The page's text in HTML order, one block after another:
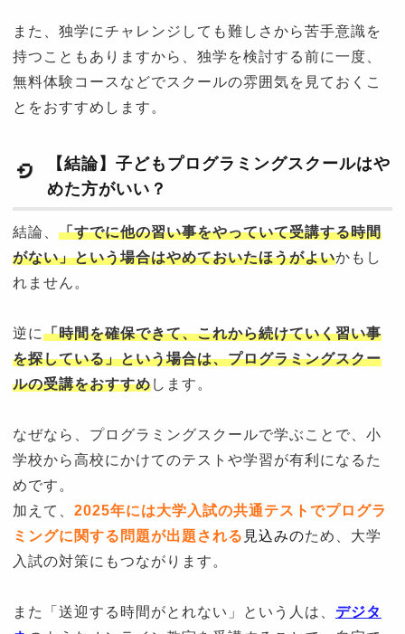
また、独学にチャレンジしても難しさから苦手意識を
持つこともありますから、独学を検討する前に一度、
無料体験コースなどでスクールの雰囲気を見ておくこ
とをおすすめします。
【結論】子どもプログラミングスクールはや
めた方がいい？
結論、 「すでに他の習い事をやっていて受講する時間
がない」という場合はやめておいたほうがよいかもし
れません。
逆に「時間を確保できて、これから続けていく習い事
を探している」という場合は、プログラミングスクー
ルの受講をおすすめします。
なぜなら、プログラミングスクールで学ぶことで、小
学校から高校にかけてのテストや学習が有利になるた
めです。
加えて、 2025年には大学入試の共通テストでプログラ
ミングに関する問題が出題される 見込みのため、大学
入試の対策にもつながります。
また「送迎する時間がとれない」という人は、 デジタ